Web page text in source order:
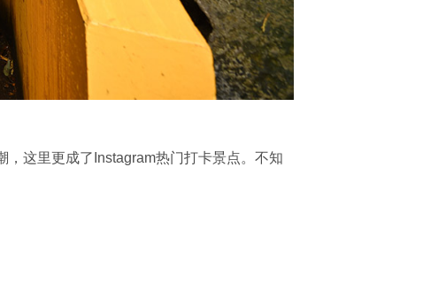
这里更成了Instagram热门打卡景点。不知